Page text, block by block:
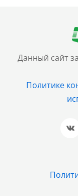
Данный сайт
Политике
+7 (499) 705-
Санкт-Петербург
+7 (812) 600-
Барнаул
+7 (961) 999-
Новосибирск
+7 (843) 202-